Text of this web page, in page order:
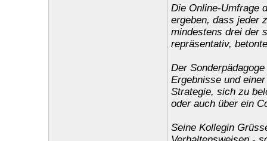
Die Online-Umfrage
ergeben, dass jeder
mindestens drei der
repräsentativ,
Der
Ergebnisse und
Strategie, sich zu
oder auch über ein
Seine Kollegin